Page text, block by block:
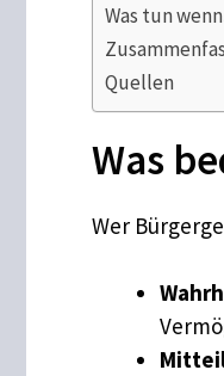
Was tun
Quellen
Was
Wer